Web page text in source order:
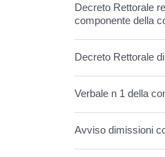
Decreto Rettorale
componente della
Decreto Rettorale
Verbale n 1 della
Avviso dimissioni